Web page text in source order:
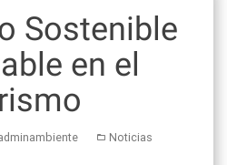
Sostenible
en el
Noticias